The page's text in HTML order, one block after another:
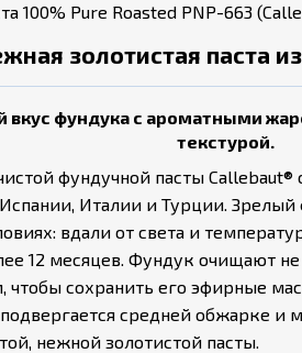
100% Pure Roasted PNP-663
золотистая паста
фундука с ароматными
текстурой.
фундучной пасты
Италии и Турции.
вдали от света и
12 месяцев. Фундук очищают не
чтобы сохранить его эфирные
средней обжарке и
нежной золотистой пасты.